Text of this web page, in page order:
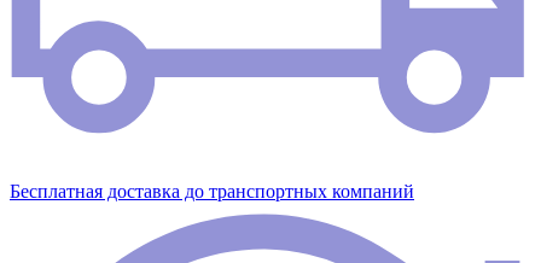
Бесплатная доставка до транспортных компаний